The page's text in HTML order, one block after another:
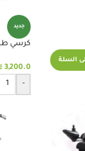
السلة
جديد
كرسي
3,200.0
-